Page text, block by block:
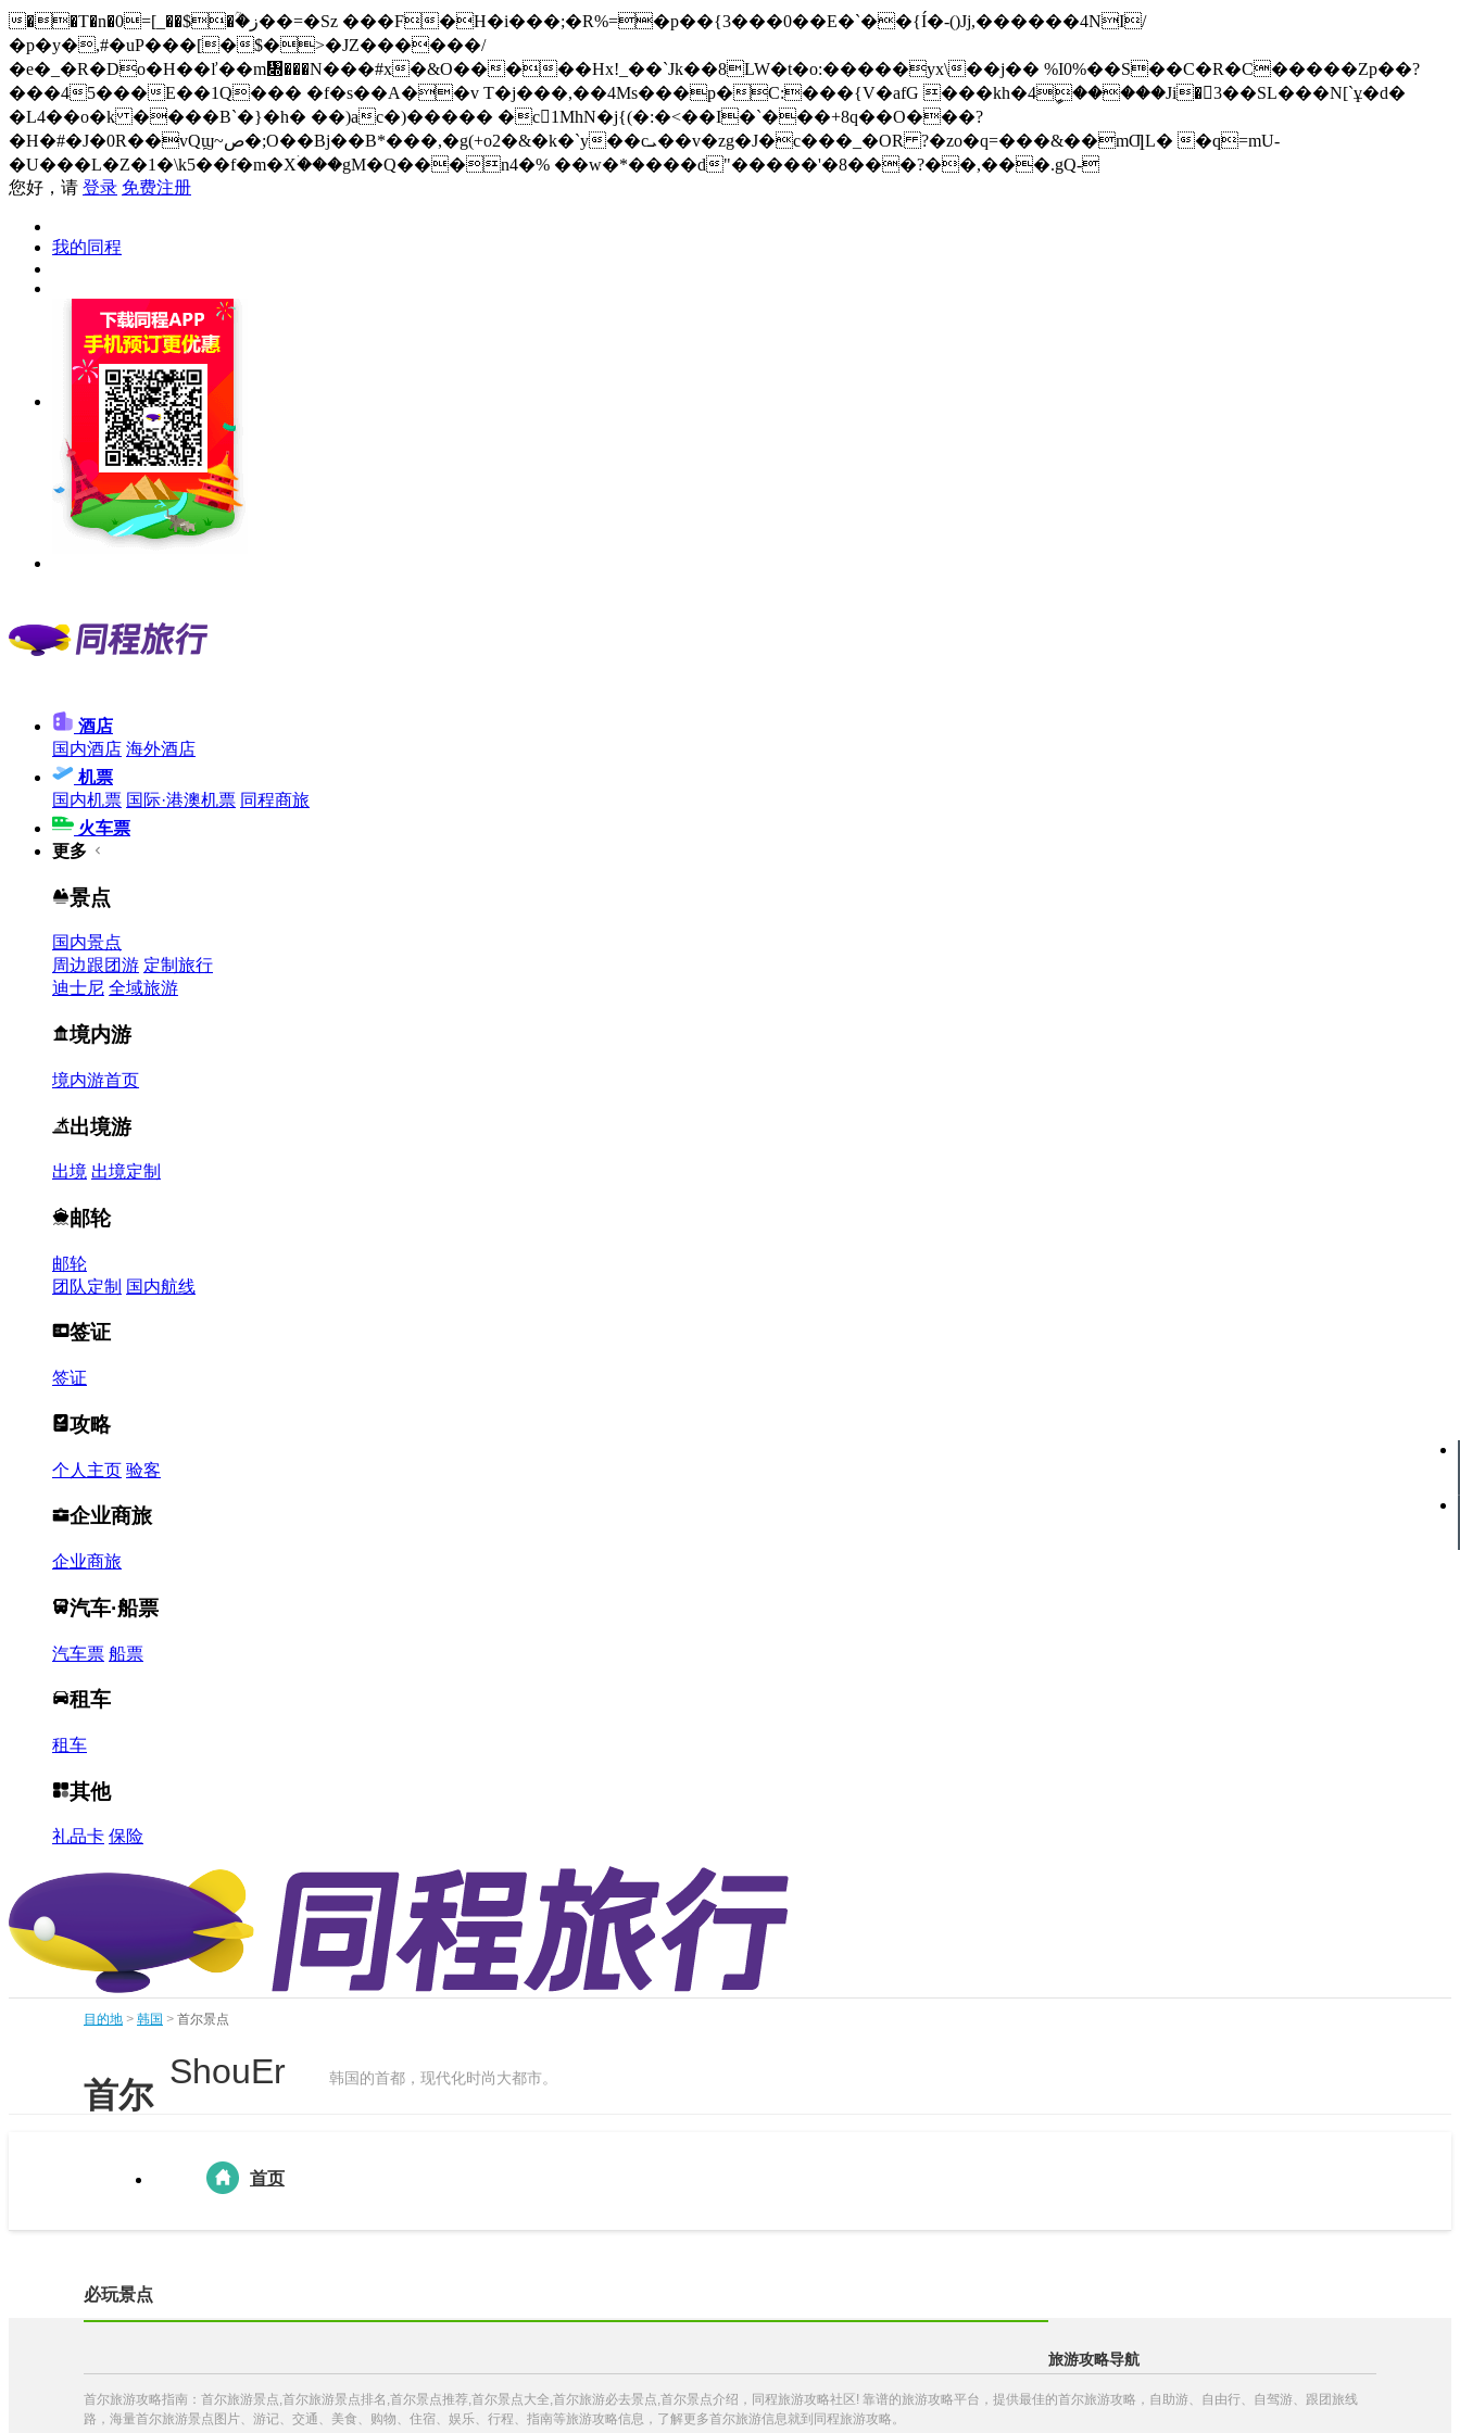
��T�n�0=[_��$�ؒ�ز��=�Sz ���F�H�i���;�R%=�p��{3���0��E�`��{Í�-()Jj,������4NI/
�p�y�,#�uP���[�$�>�JZ������/
�e�_�R�Do�H��ľ��m᧍���N���#x�&O�����Hx!_��`Jk��8LW�t�o:�����yx\��j�� %I0%��S��C�R�C�����Zp��?
���45���E��1Q��� �f�s��A��v T�j���,��4Ms���p�C:���{V�afG ���kh�4ީ�����Ji�3��SL���N[`ұ�d�
�L4��o�k ����B`�}�h� ��)ac�)����� �c1MhN�j{(�:�<��I�`���+8q��O���?
�H�#�J�0R��vQϣ~ص�;O��Bj��B*���,�g(+o2�&�k�`y��cܝ��v�zg�J�c���_�OR ?�zo�q=���&��mƢL� �q=mU-
�U���L�Z�1�\k5��f�m�Xۛ���gM�Q���n4�% ��w�*����d"�����'�8���?��,���.gQ-
您好，请 登录 免费注册
我的同程
酒店
国内酒店 海外酒店
机票
国内机票 国际·港澳机票 同程商旅
火车票
更多
景点
国内景点
周边跟团游 定制旅行
迪士尼 全域旅游
境内游
境内游首页
出境游
出境 出境定制
邮轮
邮轮
团队定制 国内航线
签证
签证
攻略
个人主页 验客
企业商旅
企业商旅
汽车·船票
汽车票 船票
租车
租车
其他
礼品卡 保险
目的地 > 韩国 > 首尔景点
首尔
ShouEr 韩国的首都，现代化时尚大都市。
首页
必玩景点
旅游攻略导航
首尔旅游攻略指南：首尔旅游景点,首尔旅游景点排名,首尔景点推荐,首尔景点大全,首尔旅游必去景点,首尔景点介绍，同程旅游攻略社区! 靠谱的旅游攻略平台，提供最佳的首尔旅游攻略，自助游、自由行、自驾游、跟团旅线
路，海量首尔旅游景点图片、游记、交通、美食、购物、住宿、娱乐、行程、指南等旅游攻略信息，了解更多首尔旅游信息就到同程旅游攻略。